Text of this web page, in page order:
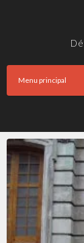
Menu principal